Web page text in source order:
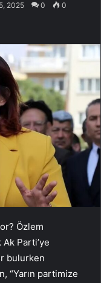
2025 0 0
Özlem
Parti’ye
bulurken
“Yarın partimize